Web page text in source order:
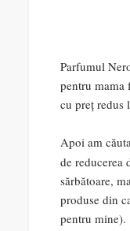
Parfumul
pentru mama
cu preț redus
Apoi am
de reducerea
sărbătoare,
produse din
pentru mine).